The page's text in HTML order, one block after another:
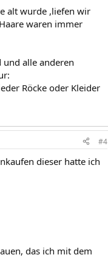
alt wurde ,liefen wir
waren immer
und alle anderen
Röcke oder Kleider
#4
dieser hatte ich
das ich mit dem